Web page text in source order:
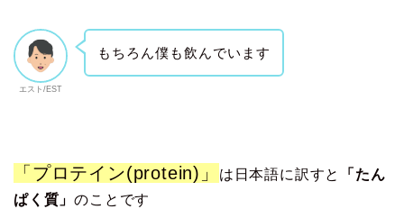
エスト/EST
もちろん僕も飲んでいます
「プロテイン(protein)」 は日本語に訳すと
「たん
ぱく質」のことです